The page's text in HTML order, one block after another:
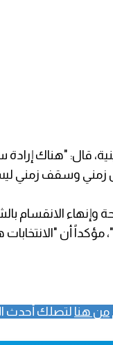
قال: "هناك إرادة
وسقف زمني ليس
وإنهاء الانقسام
أن
من هنا لتصلك أحدث